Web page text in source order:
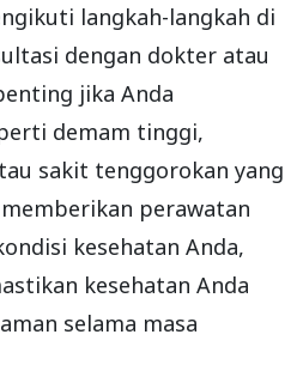
langkah-langkah di
dengan dokter atau
jika Anda
demam tinggi,
sakit tenggorokan yang
perawatan
kesehatan Anda,
kesehatan Anda
selama masa